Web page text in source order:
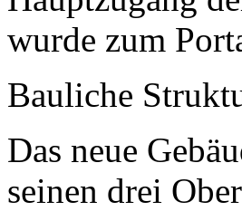
wurde zum
Bauliche
Das neue
seinen drei